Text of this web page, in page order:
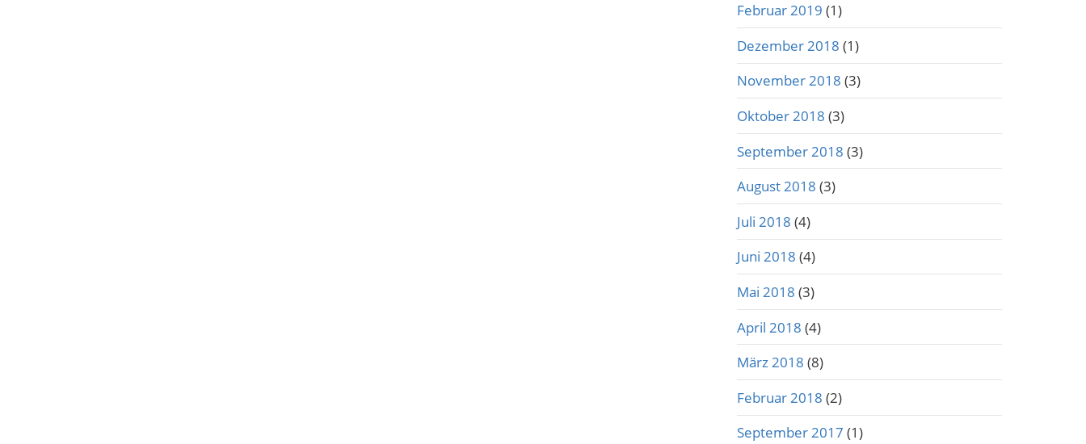
Februar 2019 (1)
Dezember 2018 (1)
November 2018 (3)
Oktober 2018 (3)
September 2018 (3)
August 2018 (3)
Juli 2018 (4)
Juni 2018 (4)
Mai 2018 (3)
April 2018 (4)
März 2018 (8)
Februar 2018 (2)
September 2017 (1)